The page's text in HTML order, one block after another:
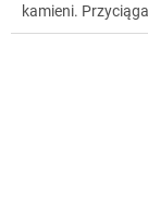
kamieni.